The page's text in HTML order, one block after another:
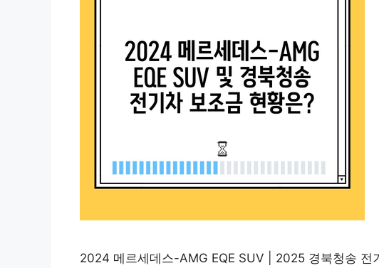
2024 메르세데스-AMG EQE SUV | 2025 경북청송 전